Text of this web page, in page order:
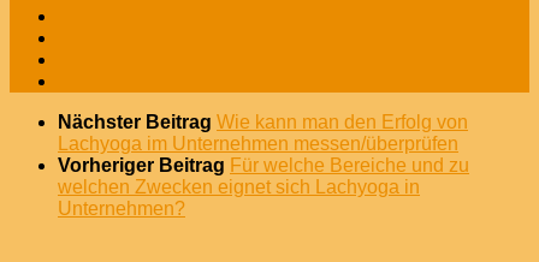
Nächster Beitrag Wie kann man den Erfolg von
Lachyoga im Unternehmen messen/überprüfen
Vorheriger Beitrag Für welche Bereiche und zu
welchen Zwecken eignet sich Lachyoga in
Unternehmen?